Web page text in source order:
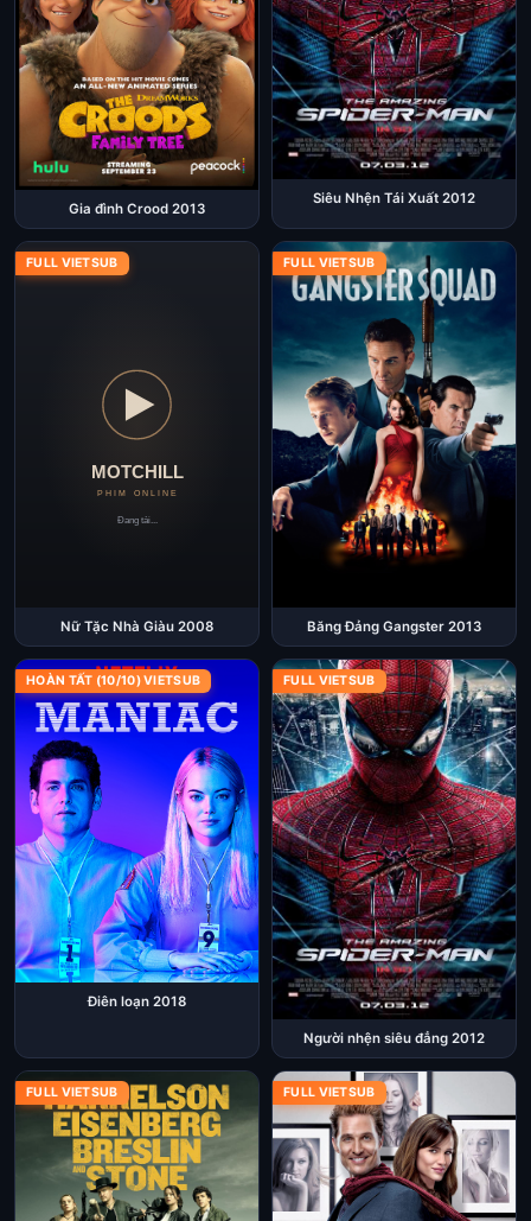
Gia đình Crood 2013
Siêu Nhện Tái Xuất 2012
FULL VIETSUB
Nữ Tặc Nhà Giàu 2008
FULL VIETSUB
Băng Đảng Gangster 2013
HOÀN TẤT (10/10) VIETSUB
Điên loạn 2018
FULL VIETSUB
Người nhện siêu đẳng 2012
FULL VIETSUB FULL VIETSUB